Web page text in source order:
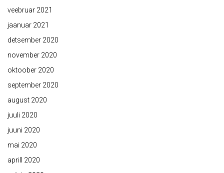
veebruar 2021
jaanuar 2021
detsember 2020
november 2020
oktoober 2020
september 2020
august 2020
juuli 2020
juuni 2020
mai 2020
aprill 2020